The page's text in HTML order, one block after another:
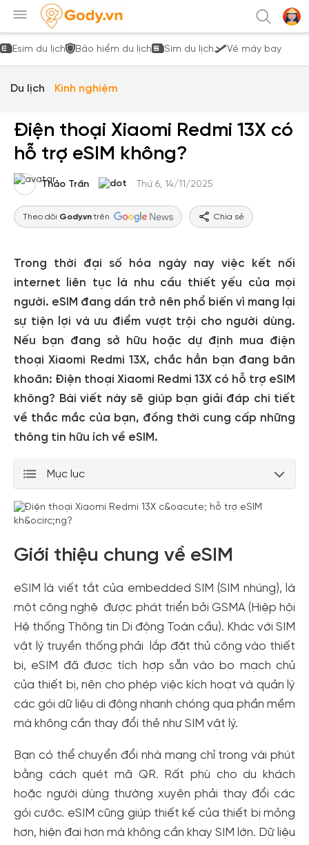
Esim du lịch Bảo hiểm du lịch Sim du lịch Vé máy bay
Du lịch Kinh nghiệm
Điện thoại Xiaomi Redmi 13X có
hỗ trợ eSIM không?
Thảo Trần Thứ 6, 14/11/2025
Theo dõi Gody.vntrên Chia sẻ
Trong thời đại số hóa ngày nay việc kết nối
internet liên tục là nhu cầu thiết yếu của mọi
người. eSIM đang dần trở nên phổ biến vì mang lại
sự tiện lợi và ưu điểm vượt trội cho người dùng.
Nếu bạn đang sở hữu hoặc dự định mua điện
thoại Xiaomi Redmi 13X, chắc hẳn bạn đang băn
khoăn: Điện thoại Xiaomi Redmi 13X có hỗ trợ eSIM
không? Bài viết này sẽ giúp bạn giải đáp chi tiết
về thắc mắc của bạn, đồng thời cung cấp những
thông tin hữu ích về eSIM.
Mục lục
Giới thiệu chung về eSIM
eSIM là viết tắt của embedded SIM (SIM nhúng), là
một công nghệ được phát triển bởi GSMA (Hiệp hội
Hệ thống Thông tin Di động Toàn cầu). Khác với SIM
vật lý truyền thống phải lắp đặt thủ công vào thiết
bị, eSIM đã được tích hợp sẵn vào bo mạch chủ
của thiết bị, nên cho phép việc kích hoạt và quản lý
các gói dữ liệu di động nhanh chóng qua phần mềm
mà không cần thay đổi thẻ như SIM vật lý.
Bạn có thể chuyển đổi nhà mạng chỉ trong vài phút
bằng cách quét mã QR. Rất phù cho du khách
hoặc người dùng thường xuyên phải thay đổi các
gói cước. eSIM cũng giúp thiết kế của thiết bị mỏng
hơn, hiện đại hơn mà không cần khay SIM lớn. Dữ liệu